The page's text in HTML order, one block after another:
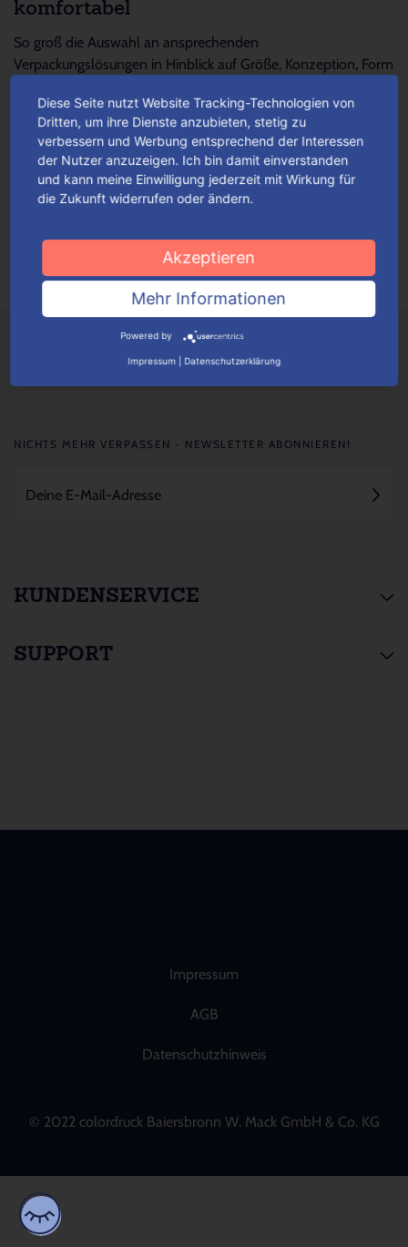
komfortabel
So groß die Auswahl an ansprechenden
Verpackungslösungen in Hinblick auf Größe, Konzeption, Form
Für jeden Anlass Verpackungen
wunschgemäß konfigurieren
Je nach Verpackungstyp kannst du ganz einfach deine
Mehr lesen
KUNDENSERVICE
SUPPORT
NICHTS MEHR VERPASSEN - NEWSLETTER ABONNIEREN!
Impressum
AGB
Datenschutzhinweis
© 2022 colordruck Baiersbronn W. Mack GmbH & Co. KG
Diese Seite nutzt Website Tracking-Technologien von
Dritten, um ihre Dienste anzubieten, stetig zu
verbessern und Werbung entsprechend der Interessen
der Nutzer anzuzeigen. Ich bin damit einverstanden
und kann meine Einwilligung jederzeit mit Wirkung für
die Zukunft widerrufen oder ändern.
Akzeptieren
Mehr Informationen
Powered by
Impressum Datenschutzerklärung